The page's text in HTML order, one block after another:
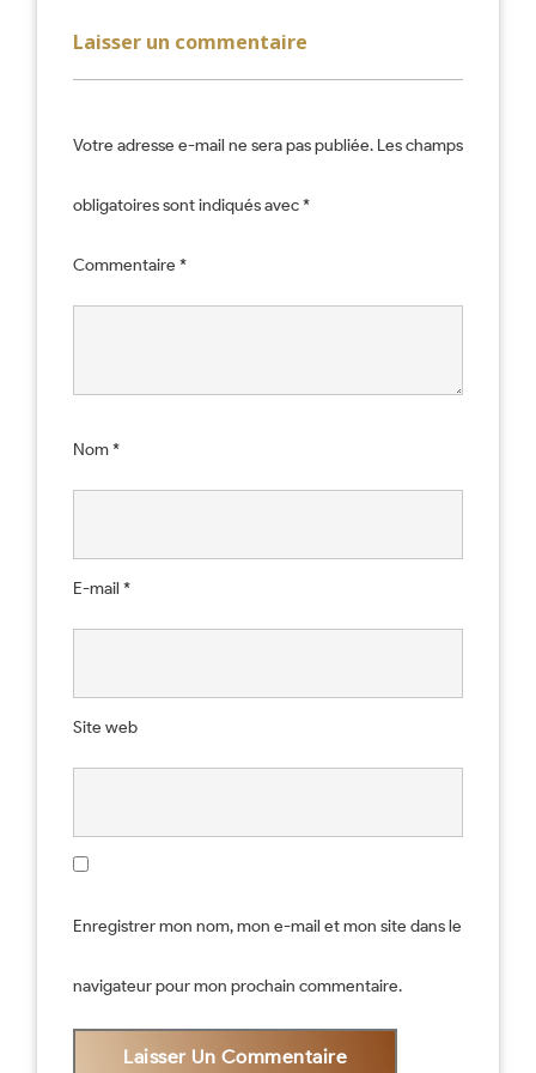
Laisser un commentaire
Votre adresse e-mail ne sera pas publiée. Les champs
obligatoires sont indiqués avec*
Commentaire *
Nom*
E-mail *
Site web
Enregistrer mon nom, mon e-mail et mon site dans le
navigateur pour mon prochain commentaire.